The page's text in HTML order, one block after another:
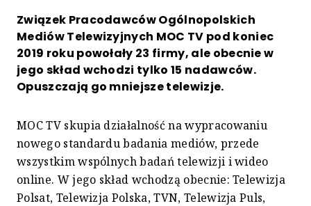
Związek Pracodawców Ogólnopolskich
Mediów Telewizyjnych MOC TV pod koniec
2019 roku powołały 23 firmy, ale obecnie w
jego skład wchodzi tylko 15 nadawców.
Opuszczają go mniejsze telewizje.
MOC TV skupia działalność na wypracowaniu
nowego standardu badania mediów, przede
wszystkim wspólnych badań telewizji i wideo
online. W jego skład wchodzą obecnie: Telewizja
Polsat, Telewizja Polska, TVN, Telewizja Puls,